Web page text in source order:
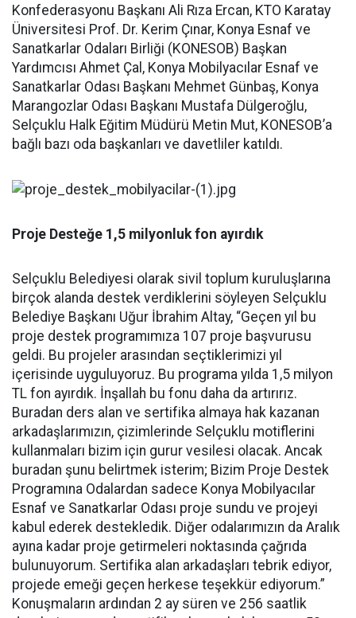
Konfederasyonu Başkanı Ali Rıza Ercan, KTO Karatay
Üniversitesi Prof. Dr. Kerim Çınar, Konya Esnaf ve
Sanatkarlar Odaları Birliği (KONESOB) Başkan
Yardımcısı Ahmet Çal, Konya Mobilyacılar Esnaf ve
Sanatkarlar Odası Başkanı Mehmet Günbaş, Konya
Marangozlar Odası Başkanı Mustafa Dülgeroğlu,
Selçuklu Halk Eğitim Müdürü Metin Mut, KONESOB’a
bağlı bazı oda başkanları ve davetliler katıldı.
Proje Desteğe 1,5 milyonluk fon ayırdık
Selçuklu Belediyesi olarak sivil toplum kuruluşlarına
birçok alanda destek verdiklerini söyleyen Selçuklu
Belediye Başkanı Uğur İbrahim Altay, “Geçen yıl bu
proje destek programımıza 107 proje başvurusu
geldi. Bu projeler arasından seçtiklerimizi yıl
içerisinde uyguluyoruz. Bu programa yılda 1,5 milyon
TL fon ayırdık. İnşallah bu fonu daha da artırırız.
Buradan ders alan ve sertifika almaya hak kazanan
arkadaşlarımızın, çizimlerinde Selçuklu motiflerini
kullanmaları bizim için gurur vesilesi olacak. Ancak
buradan şunu belirtmek isterim; Bizim Proje Destek
Programına Odalardan sadece Konya Mobilyacılar
Esnaf ve Sanatkarlar Odası proje sundu ve projeyi
kabul ederek destekledik. Diğer odalarımızın da Aralık
ayına kadar proje getirmeleri noktasında çağrıda
bulunuyorum. Sertifika alan arkadaşları tebrik ediyor,
projede emeği geçen herkese teşekkür ediyorum.”
Konuşmaların ardından 2 ay süren ve 256 saatlik